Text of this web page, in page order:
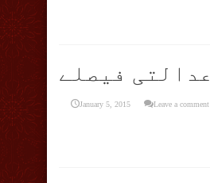
عدالتی فیصلے
January 5, 2015 Leave a comment